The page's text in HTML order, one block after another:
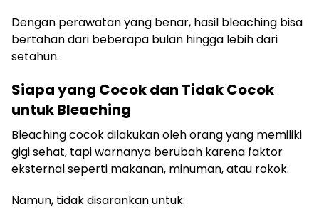
Dengan perawatan yang benar, hasil bleaching bisa
bertahan dari beberapa bulan hingga lebih dari
setahun.
Siapa yang Cocok dan Tidak Cocok
untuk Bleaching
Bleaching cocok dilakukan oleh orang yang memiliki
gigi sehat, tapi warnanya berubah karena faktor
eksternal seperti makanan, minuman, atau rokok.
Namun, tidak disarankan untuk: